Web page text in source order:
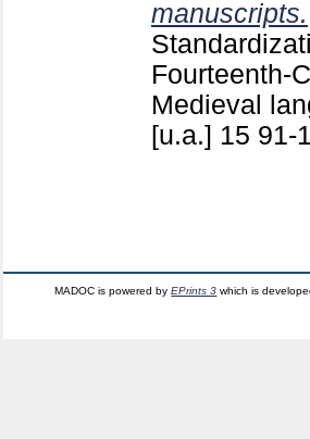
manuscripts.
Fourteenth-
Medieval
[u.a.] 15 91-
MADOC is powered byEPrints 3 which is